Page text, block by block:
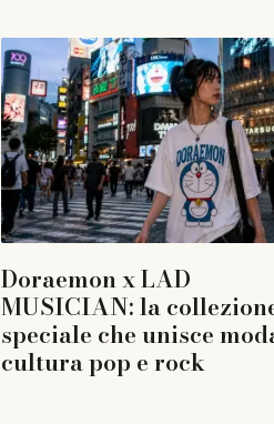
Doraemon x LAD
MUSICIAN: la
speciale che unisce
cultura pop e rock